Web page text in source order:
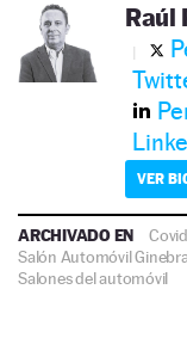
Raúl
VER
ARCHIVADO EN
Salón Automóvil
Salones del automóvil